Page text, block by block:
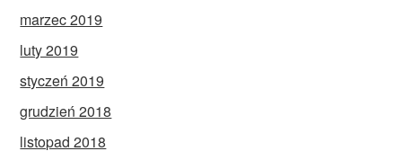
marzec 2019
luty 2019
styczeń 2019
grudzień 2018
listopad 2018